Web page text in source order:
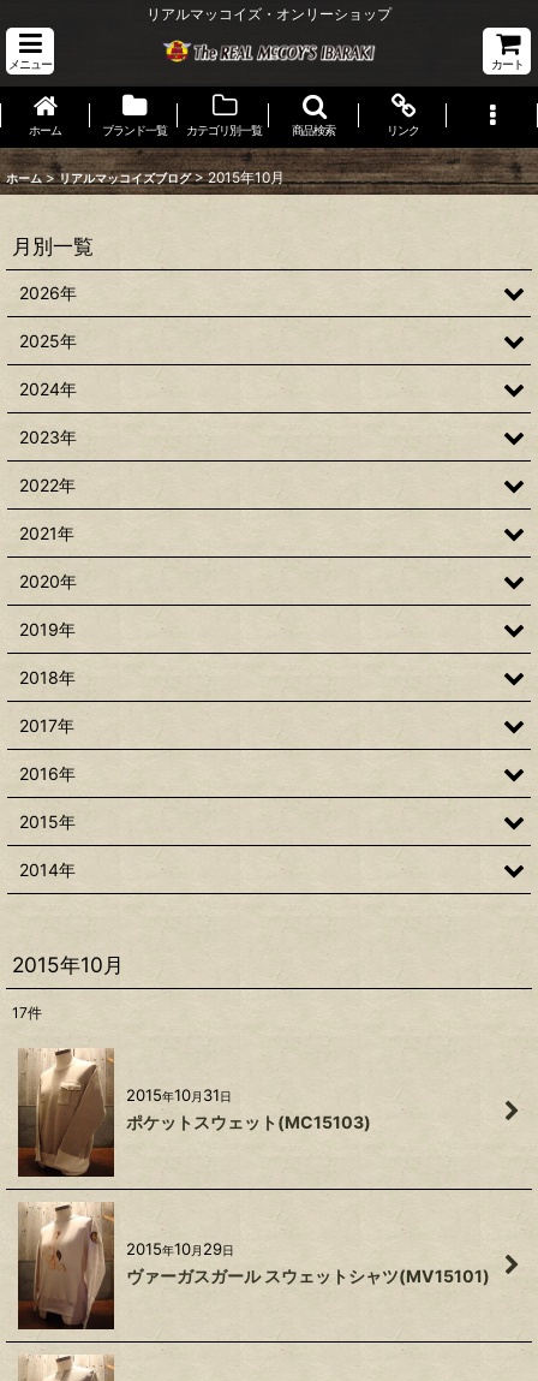
リアルマッコイズ・オンリーショップ
メニュー カート
ホーム ブランド一覧 カテゴリ別一覧 商品検索 リンク
ホーム > リアルマッコイズブログ > 2015年10月
2015年10月
17件
2015年10月 31日
ポケットスウェット(MC15103)
2015年10月 29日
ヴァーガスガール スウェットシャツ(MV15101)
月別一覧
2026年
2025年
2024年
2023年
2022年
2021年
2020年
2019年
2018年
2017年
2016年
2015年
2014年